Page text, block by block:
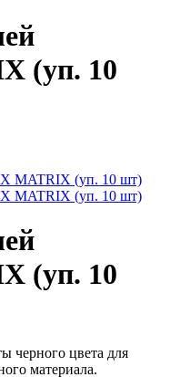
(уп. 10
(уп. 10
черного цвета для
материала.